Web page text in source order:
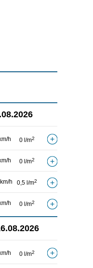
h 0 l/m2
h 0 l/m2
h 0,5 l/m2
h 0 l/m2
h 0 l/m2